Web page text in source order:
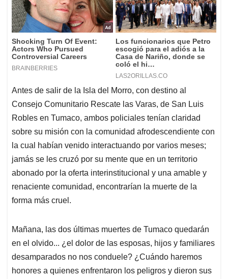
Antes de salir de la Isla del Morro, con destino al
Consejo Comunitario Rescate las Varas, de San Luis
Robles en Tumaco, ambos policiales tenían claridad
sobre su misión con la comunidad afrodescendiente con
la cual habían venido interactuando por varios meses;
jamás se les cruzó por su mente que en un territorio
abonado por la oferta interinstitucional y una amable y
renaciente comunidad, encontrarían la muerte de la
forma más cruel.
Mañana, las dos últimas muertes de Tumaco quedarán
en el olvido... ¿el dolor de las esposas, hijos y familiares
desamparados no nos conduele? ¿Cuándo haremos
honores a quienes enfrentaron los peligros y dieron sus